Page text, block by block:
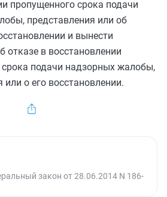
пропущенного срока подачи
представления или об
и вынести
отказе в восстановлении
подачи надзорных жалобы,
или о его восстановлении.
закон от 28.06.2014 N 186-